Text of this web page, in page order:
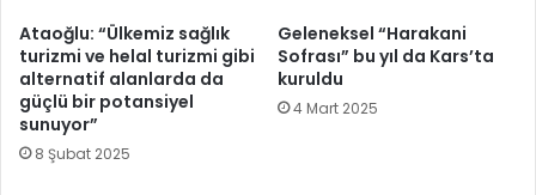
Ataoğlu: “Ülkemiz sağlık
turizmi ve helal turizmi gibi
alternatif alanlarda da
güçlü bir potansiyel
sunuyor”
8 Şubat 2025
Geleneksel “Harakani
Sofrası” bu yıl da Kars’ta
kuruldu
4 Mart 2025